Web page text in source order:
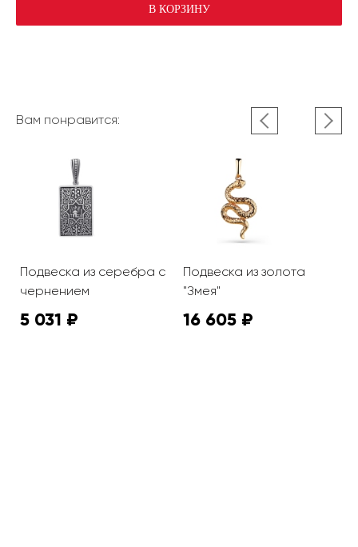
В КОРЗИНУ
Вам понравится:
Подвеска из серебра с
чернением
5 031 ₽
Подвеска из золота
"Змея"
16 605 ₽